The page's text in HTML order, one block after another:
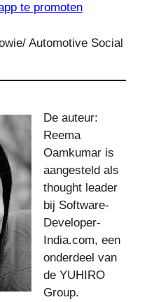
te promoten
Automotive Social
De auteur:
Reema
Oamkumar is
aangesteld als
thought leader
bij Software-
Developer-
India.com, een
onderdeel van
de YUHIRO
Group.